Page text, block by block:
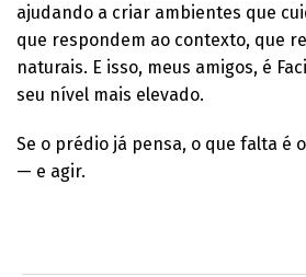
ajudando a criar ambientes que
que respondem ao contexto, que
naturais. E isso, meus amigos, é
seu nível mais elevado.
Se o prédio já pensa, o que falta é
— e agir.